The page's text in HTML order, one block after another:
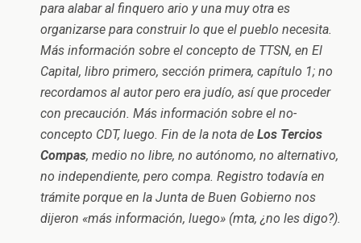
para alabar al finquero ario y una muy otra es
organizarse para construir lo que el pueblo necesita.
Más información sobre el concepto de TTSN, en El
Capital, libro primero, sección primera, capítulo 1; no
recordamos al autor pero era judío, así que proceder
con precaución. Más información sobre el no-
concepto CDT, luego. Fin de la nota de Los Tercios
Compas, medio no libre, no autónomo, no alternativo,
no independiente, pero compa. Registro todavía en
trámite porque en la Junta de Buen Gobierno nos
dijeron «más información, luego» (mta, ¿no les digo?).